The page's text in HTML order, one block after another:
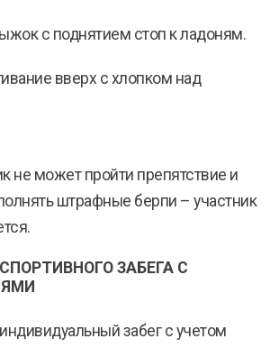
с поднятием стоп к ладоням.
вверх с хлопком над
не может пройти препятствие и
штрафные берпи – участник
ЗАБЕГА С
индивидуальный забег с учетом